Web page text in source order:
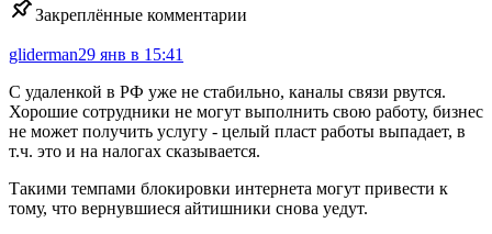
Закреплённые комментарии
gliderman29 янв в 15:41
С удаленкой в РФ уже не стабильно, каналы связи рвутся.
Хорошие сотрудники не могут выполнить свою работу, бизнес
не может получить услугу - целый пласт работы выпадает, в
т.ч. это и на налогах сказывается.
Такими темпами блокировки интернета могут привести к
тому, что вернувшиеся айтишники снова уедут.